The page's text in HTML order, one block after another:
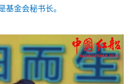
基金会秘书长。